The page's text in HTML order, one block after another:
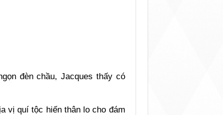
đèn chầu, Jacques thấy có
vị quí tộc hiến thân lo cho đám